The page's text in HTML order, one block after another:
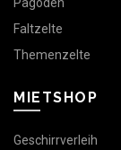
Faltzelte
Themenzelte
MIETSHOP
Geschirrverleih